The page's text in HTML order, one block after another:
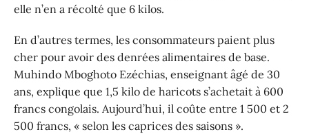
elle n’en a récolté que 6 kilos.
En d’autres termes, les consommateurs paient plus
cher pour avoir des denrées alimentaires de base.
Muhindo Mboghoto Ezéchias, enseignant âgé de 30
ans, explique que 1,5 kilo de haricots s’achetait à 600
francs congolais. Aujourd’hui, il coûte entre 1 500 et 2
500 francs, « selon les caprices des saisons ».